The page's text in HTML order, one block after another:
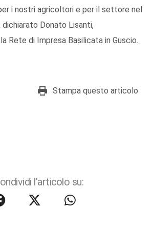
i nostri agricoltori e per il settore nel
dichiarato Donato Lisanti,
Rete di Impresa Basilicata in Guscio.
Stampa questo articolo
l'articolo su: